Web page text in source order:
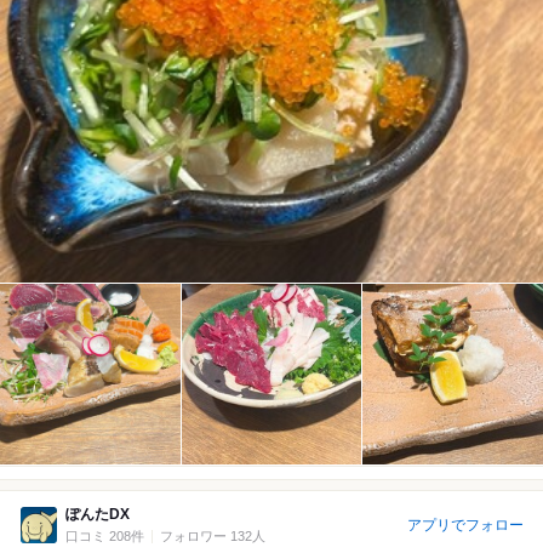
ぽんたDX
口コミ 208件 フォロワー 132人
アプリでフォロー